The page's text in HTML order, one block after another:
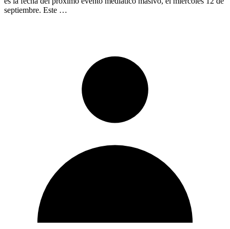
septiembre. Este …